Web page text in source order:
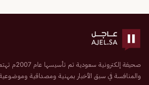
صحيفة
والمنافسة في سبق الأخبار بمهنية ومصداقية